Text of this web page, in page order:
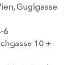
Guglgasse
6
10 +